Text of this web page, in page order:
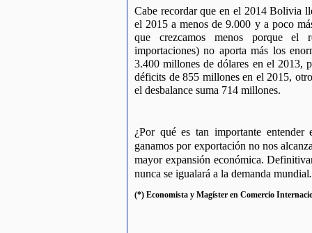
Cabe recordar que en el 2014 Bolivia
el 2015 a menos de 9.000 y a poco
que crezcamos menos porque el
importaciones) no aporta más los
3.400 millones de dólares en el 2013,
déficits de 855 millones en el 2015,
el desbalance suma 714 millones.
¿Por qué es tan importante
ganamos por exportación no nos
mayor expansión económica.
nunca se igualará a la demanda mundial.
(*) Economista y Magíster en Comercio